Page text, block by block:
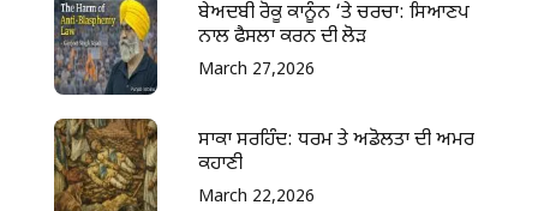
ਬੇਅਦਬੀ ਰੋਕੂ ਕਾਨੂੰਨ ‘ਤੇ ਚਰਚਾ: ਸਿਆਣਪ
ਨਾਲ ਫੈਸਲਾ ਕਰਨ ਦੀ ਲੋੜ
March 27,2026
ਸਾਕਾ ਸਰਹਿੰਦ: ਧਰਮ ਤੇ ਅਡੋਲਤਾ ਦੀ ਅਮਰ
ਕਹਾਣੀ
March 22,2026